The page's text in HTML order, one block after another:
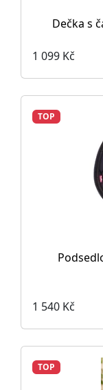
Dečka s
1 099 Kč
TOP
1 540 Kč
TOP